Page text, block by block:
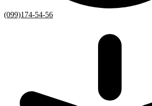
(099)174-54-56